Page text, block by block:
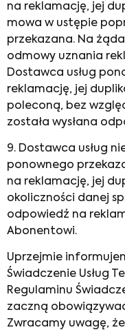
na reklamację, jej
mowa w ustępie
przekazana. Na
odmowy uznania
Dostawca usług
reklamację, jej
poleconą, bez
została wysłana
9. Dostawca usług
ponownego
na reklamację, jej
okoliczności danej
odpowiedź na
Abonentowi.
Uprzejmie
Świadczenie Usług
Regulaminu
zaczną
Zwracamy uwagę,